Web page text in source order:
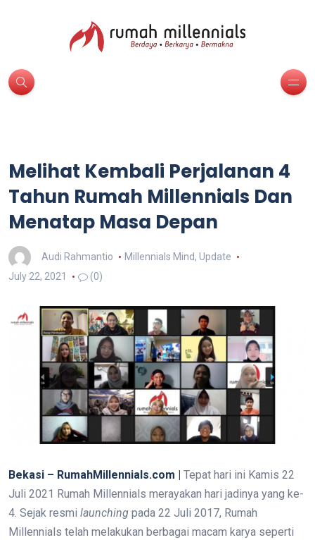
Melihat Kembali Perjalanan 4
Tahun Rumah Millennials Dan
Menatap Masa Depan
Audi Rahmantio Millennials Mind, Update
July 22, 2021
(0)
Bekasi – RumahMillennials.com | Tepat hari ini Kamis 22
Juli 2021 Rumah Millennials merayakan hari jadinya yang ke-
4. Sejak resmi launching pada 22 Juli 2017, Rumah
Millennials telah melakukan berbagai macam karya seperti